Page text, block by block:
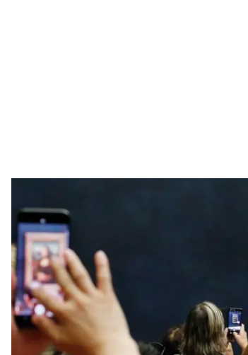
Рівно 110 років тому, 21-го серпня
«Мона Ліза» авторства геніального
після викрадення вона стала
мистецтва.
Про загадкову усмішку Мони Лізи,
завідувачем кафедри історії